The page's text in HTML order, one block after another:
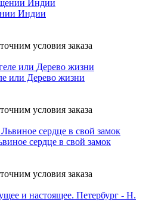
Индии
условия заказа
или Дерево жизни
условия заказа
сердце в свой замок
условия заказа